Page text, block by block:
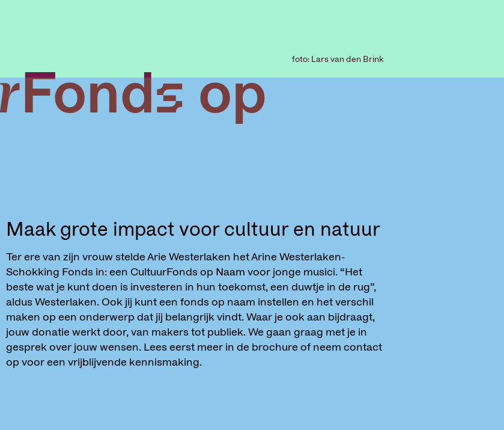
foto: Lars van den Brink
op
Maak grote impact voor cultuur en natuur
Ter ere van zijn vrouw stelde Arie Westerlaken het Arine Westerlaken-
Schokking Fonds in: een CultuurFonds op Naam voor jonge musici. “Het
beste wat je kunt doen is investeren in hun toekomst, een duwtje in de rug”,
aldus Westerlaken. Ook jij kunt een fonds op naam instellen en het verschil
maken op een onderwerp dat jij belangrijk vindt. Waar je ook aan bijdraagt,
jouw donatie werkt door, van makers tot publiek. We gaan graag met je in
gesprek over jouw wensen. Lees eerst meer in de brochure of neem contact
op voor een vrijblijvende kennismaking.